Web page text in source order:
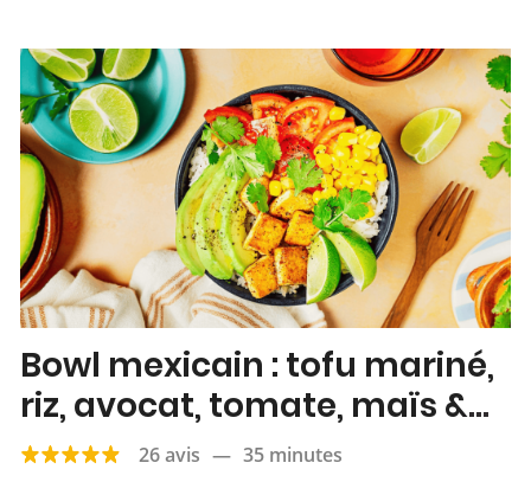
Bowl mexicain : tofu mariné,
riz, avocat, tomate, maïs &
citron vert
26 avis — 35 minutes